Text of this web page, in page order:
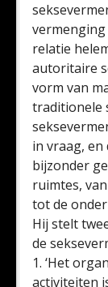
vermenging
relatie
autoritaire
vorm van
traditionele
in vraag,
bijzonder
ruimtes,
tot de
Hij stelt
de
1. ‘Het
activiteiten